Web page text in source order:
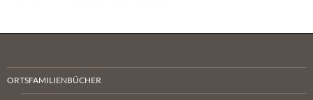
ORTSFAMILIENBÜCHER